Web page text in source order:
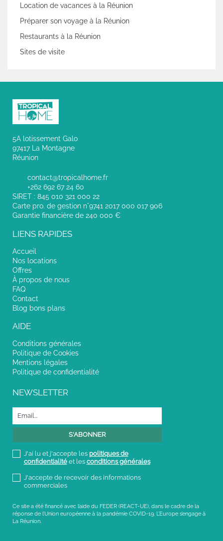
Location de vacances à la Réunion
Préparer son voyage à la Réunion
Restaurants à la Réunion
Sites de visite
5A lotissement Galo
97417 La Montagne
Réunion
contact@tropicalhome.fr
+262 692 67 24 60
SIRET : 845 010 321 000 22
Carte pro. de gestion n°9741 2017 000 017 906
Garantie financière de 240 000 €
LIENS RAPIDES
Accueil
Nos locations
Offres
À propos de nous
FAQ
Contact
Blog bons plans
AIDE
Conditions générales
Politique de Cookies
Mentions légales
Politique de confidentialité
NEWSLETTER
J'ai lu et j'accepte les politiques de
confidentialitéet les conditions générales
J'accepte de recevoir des informations
commerciales
Ce site a été financé avec l’aide du FEDER (REACT-UE), dans le cadre de la
réponse de l’Union européenne à la pandémie COVID-19. L’Europe s’engage à
La Réunion.